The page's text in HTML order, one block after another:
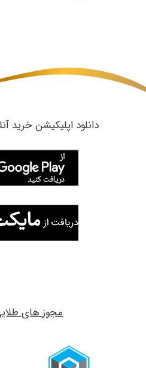
​دانلود اپلیکیشن خرید
مجوز های